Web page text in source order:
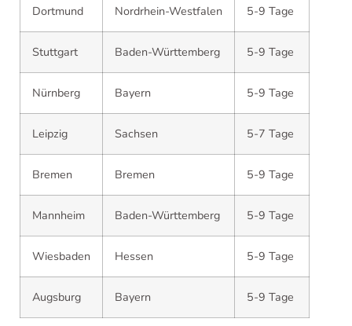
Dortmund Nordrhein-Westfalen 5-9 Tage
Stuttgart Baden-Württemberg 5-9 Tage
Nürnberg Bayern 5-9 Tage
Leipzig Sachsen 5-7 Tage
Bremen Bremen 5-9 Tage
Mannheim Baden-Württemberg 5-9 Tage
Wiesbaden Hessen 5-9 Tage
Augsburg Bayern 5-9 Tage